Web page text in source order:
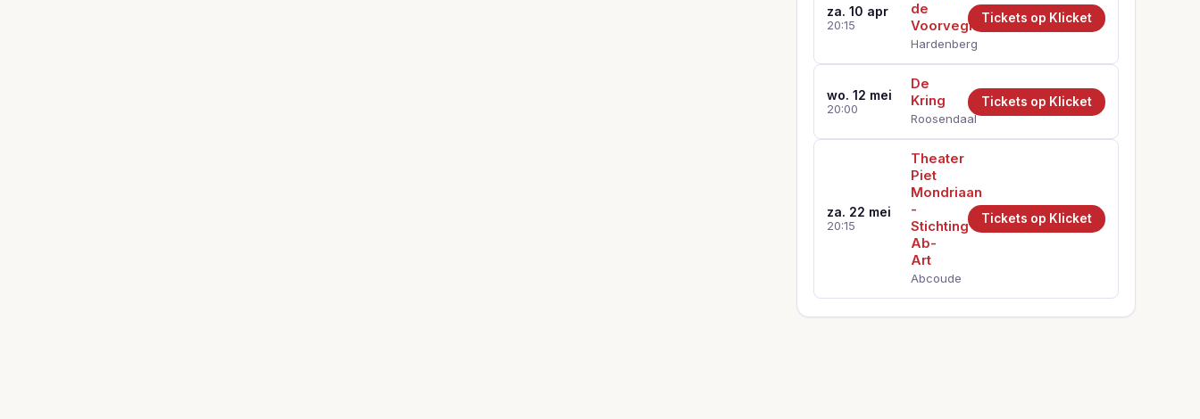
za. 10 apr
20:15
de
Voorveghter
Hardenberg
Tickets op Klicket
wo. 12 mei
20:00
De
Kring
Roosendaal
Tickets op Klicket
za. 22 mei
20:15
Theater
Piet
Mondriaan
-
Stichting
Ab-
Art
Abcoude
Tickets op Klicket